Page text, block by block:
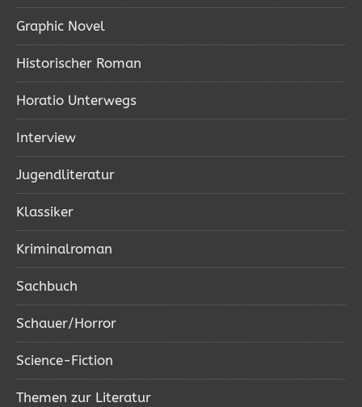
Graphic Novel
Historischer Roman
Horatio Unterwegs
Interview
Jugendliteratur
Klassiker
Kriminalroman
Sachbuch
Schauer/Horror
Science-Fiction
Themen zur Literatur